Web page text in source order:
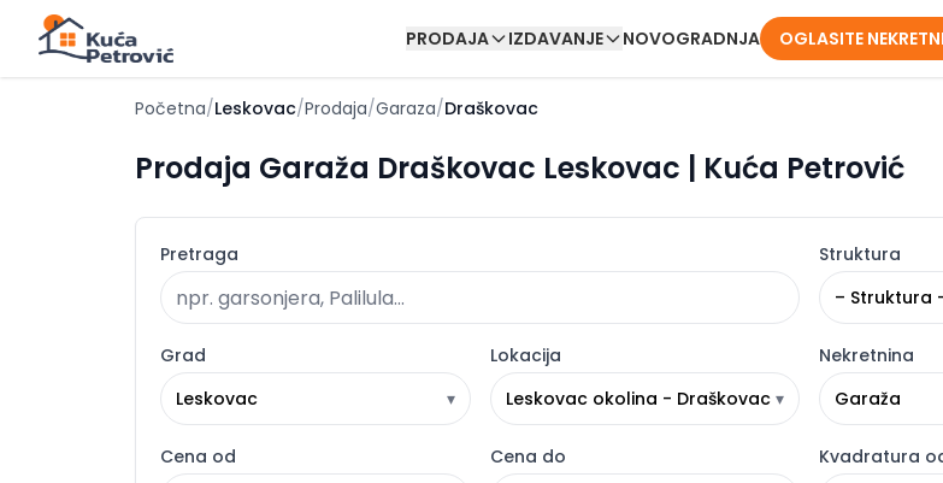
PRODAJA IZDAVANJE NOVOGRADNJA OGLASITE
Početna/Leskovac/Prodaja/Garaza/Draškovac
Prodaja Garaža Draškovac Leskovac | Kuća Petrović
Pretraga
Struktura
– Struktura
Grad
Leskovac
▾
Lokacija
Leskovac okolina - Draškovac ▾
Nekretnina
Garaža
Cena od Cena do Kvadratura